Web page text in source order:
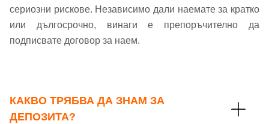
Парола
Забравена парола?
сериозни рискове. Независимо дали наемате за кратко
или дългосрочно, винаги е препоръчително да
подписвате договор за наем.
КАКВО ТРЯБВА ДА ЗНАМ ЗА
ДЕПОЗИТА?
Имейл адрес*
се обадим възможно най-бързо.